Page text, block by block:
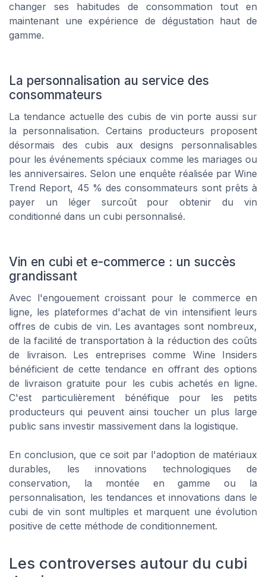
changer ses habitudes de consommation tout en
maintenant une expérience de dégustation haut de
gamme.
La personnalisation au service des
consommateurs
La tendance actuelle des cubis de vin porte aussi sur
la personnalisation. Certains producteurs proposent
désormais des cubis aux designs personnalisables
pour les événements spéciaux comme les mariages ou
les anniversaires. Selon une enquête réalisée par Wine
Trend Report, 45 % des consommateurs sont prêts à
payer un léger surcoût pour obtenir du vin
conditionné dans un cubi personnalisé.
Vin en cubi et e-commerce : un succès
grandissant
Avec l'engouement croissant pour le commerce en
ligne, les plateformes d'achat de vin intensifient leurs
offres de cubis de vin. Les avantages sont nombreux,
de la facilité de transportation à la réduction des coûts
de livraison. Les entreprises comme Wine Insiders
bénéficient de cette tendance en offrant des options
de livraison gratuite pour les cubis achetés en ligne.
C'est particulièrement bénéfique pour les petits
producteurs qui peuvent ainsi toucher un plus large
public sans investir massivement dans la logistique.
En conclusion, que ce soit par l'adoption de matériaux
durables, les innovations technologiques de
conservation, la montée en gamme ou la
personnalisation, les tendances et innovations dans le
cubi de vin sont multiples et marquent une évolution
positive de cette méthode de conditionnement.
Les controverses autour du cubi